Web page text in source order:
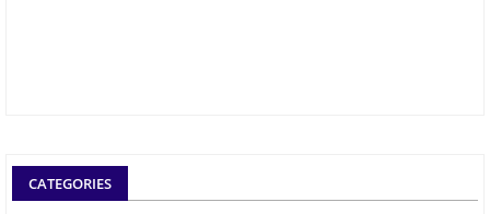
CATEGORIES